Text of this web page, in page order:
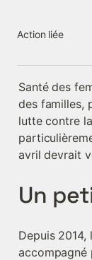
Action liée
Santé des
des familles,
lutte contre
avril devrait
Un
Depuis
accompagné